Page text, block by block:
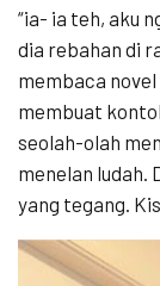
“ia- ia teh, aku
dia rebahan di
membaca novel
membuat
seolah-olah
menelan ludah.
yang tegang.